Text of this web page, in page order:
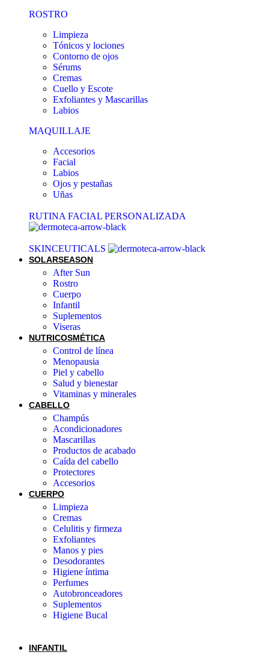
ROSTRO
Limpieza
Tónicos y lociones
Contorno de ojos
Sérums
Cremas
Cuello y Escote
Exfoliantes y Mascarillas
Labios
MAQUILLAJE
Accesorios
Facial
Labios
Ojos y pestañas
Uñas
RUTINA FACIAL PERSONALIZADA
SKINCEUTICALS
SOLARSEASON
After Sun
Rostro
Cuerpo
Infantil
Suplementos
Viseras
NUTRICOSMÉTICA
Control de línea
Menopausia
Piel y cabello
Salud y bienestar
Vitaminas y minerales
CABELLO
Champús
Acondicionadores
Mascarillas
Productos de acabado
Caída del cabello
Protectores
Accesorios
CUERPO
Limpieza
Cremas
Celulitis y firmeza
Exfoliantes
Manos y pies
Desodorantes
Higiene íntima
Perfumes
Autobronceadores
Suplementos
Higiene Bucal
INFANTIL